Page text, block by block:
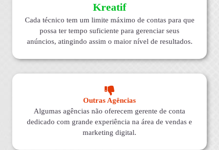
Kreatif
Cada técnico tem um limite máximo de contas para que
possa ter tempo suficiente para gerenciar seus
anúncios, atingindo assim o maior nível de resultados.
Outras Agências
Algumas agências não oferecem gerente de conta
dedicado com grande experiência na área de vendas e
marketing digital.